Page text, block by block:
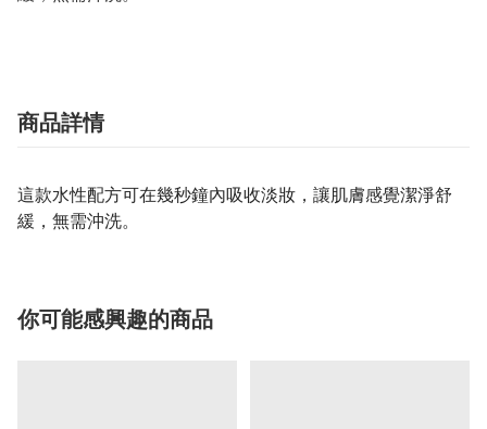
商品詳情
這款水性配方可在幾秒鐘內吸收淡妝，讓肌膚感覺潔淨舒
緩，無需沖洗。
你可能感興趣的商品